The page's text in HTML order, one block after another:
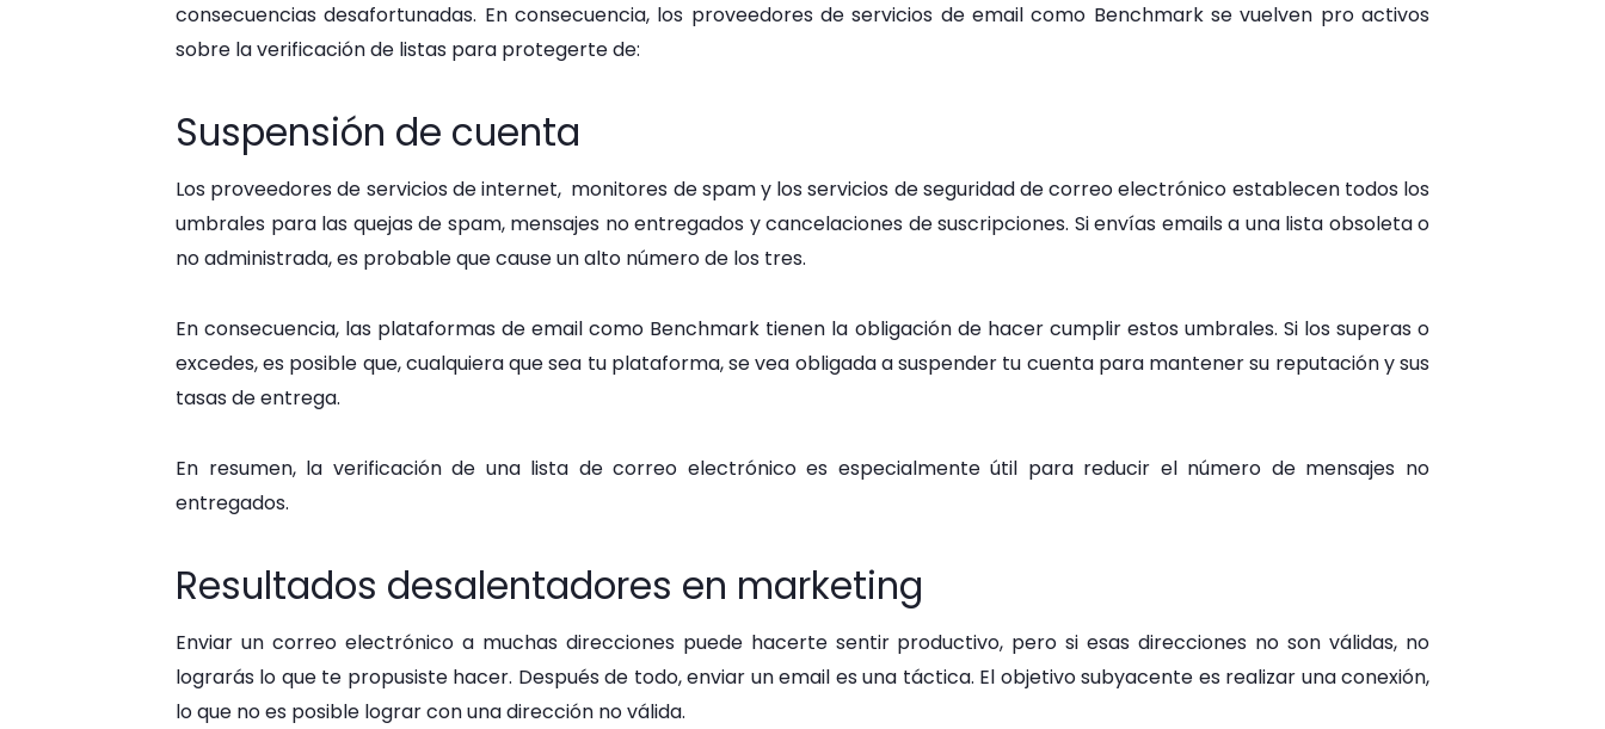
consecuencias desafortunadas. En consecuencia, los proveedores de servicios de email como Benchmark se vuelven pro activos
sobre la verificación de listas para protegerte de:
Suspensión de cuenta
Los proveedores de servicios de internet, monitores de spam y los servicios de seguridad de correo electrónico establecen todos los
umbrales para las quejas de spam, mensajes no entregados y cancelaciones de suscripciones. Si envías emails a una lista obsoleta o
no administrada, es probable que cause un alto número de los tres.
En consecuencia, las plataformas de email como Benchmark tienen la obligación de hacer cumplir estos umbrales. Si los superas o
excedes, es posible que, cualquiera que sea tu plataforma, se vea obligada a suspender tu cuenta para mantener su reputación y sus
tasas de entrega.
En resumen, la verificación de una lista de correo electrónico es especialmente útil para reducir el número de mensajes no
entregados.
Resultados desalentadores en marketing
Enviar un correo electrónico a muchas direcciones puede hacerte sentir productivo, pero si esas direcciones no son válidas, no
lograrás lo que te propusiste hacer. Después de todo, enviar un email es una táctica. El objetivo subyacente es realizar una conexión,
lo que no es posible lograr con una dirección no válida.